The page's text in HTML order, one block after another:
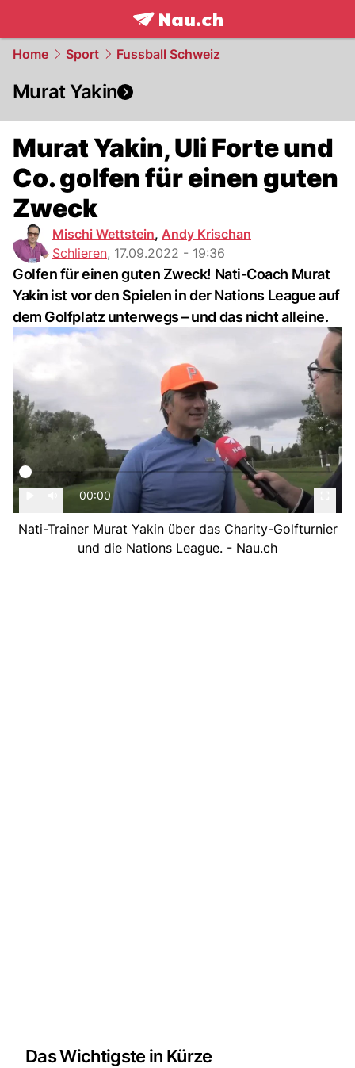
frontpage.NAU.ch
Home Sport Fussball Schweiz
Murat Yakin
Murat Yakin, Uli Forte und
Co. golfen für einen guten
Zweck
Mischi Wettstein, Andy Krischan
Schlieren, 17.09.2022 - 19:36
Golfen für einen guten Zweck! Nati-Coach Murat
Yakin ist vor den Spielen in der Nations League auf
dem Golfplatz unterwegs – und das nicht alleine.
00:00
Nati-Trainer Murat Yakin über das Charity-Golfturnier
und die Nations League. - Nau.ch
Das Wichtigste in Kürze